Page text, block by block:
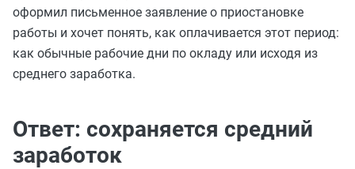
оформил письменное заявление о приостановке
работы и хочет понять, как оплачивается этот период:
как обычные рабочие дни по окладу или исходя из
среднего заработка.
Ответ: сохраняется средний
заработок